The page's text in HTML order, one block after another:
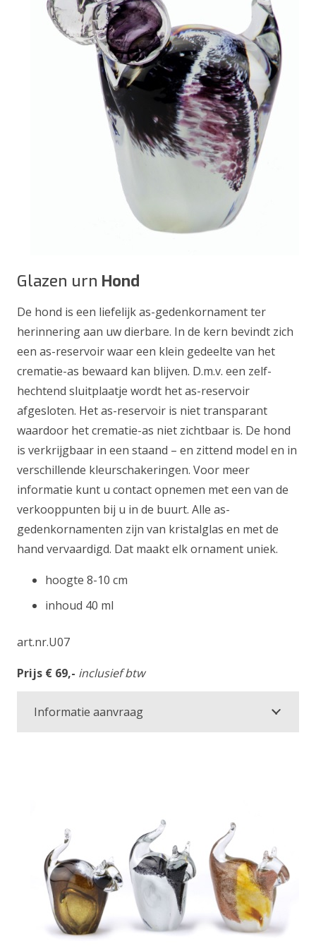
Glazen urn Hond
De hond is een liefelijk as-gedenkornament ter
herinnering aan uw dierbare. In de kern bevindt zich
een as-reservoir waar een klein gedeelte van het
crematie-as bewaard kan blijven. D.m.v. een zelf-
hechtend sluitplaatje wordt het as-reservoir
afgesloten. Het as-reservoir is niet transparant
waardoor het crematie-as niet zichtbaar is. De hond
is verkrijgbaar in een staand – en zittend model en in
verschillende kleurschakeringen. Voor meer
informatie kunt u contact opnemen met een van de
verkooppunten bij u in de buurt. Alle as-
gedenkornamenten zijn van kristalglas en met de
hand vervaardigd. Dat maakt elk ornament uniek.
hoogte 8-10 cm
inhoud 40 ml
art.nr.U07
Prijs € 69,- inclusief btw
Informatie aanvraag